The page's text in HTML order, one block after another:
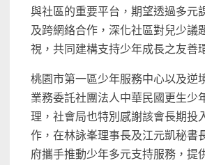
與社區的重要平台，期望透過多元
及跨網絡合作，深化社區對兒少議
視，共同建構支持少年成長之友善
桃園市第一區少年服務中心以及逆
業務委託社團法人中華民國更生少
理，社會局也特別感謝該會長期投
作，在林詠峯理事長及江元凱秘書
府攜手推動少年多元支持服務，提